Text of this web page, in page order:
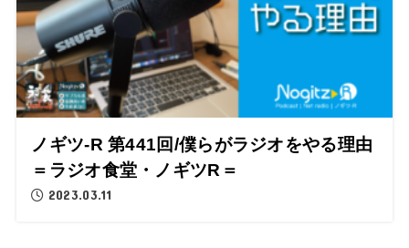
ノギツ-R 第441回/僕らがラジオをやる理由
＝ラジオ食堂・ノギツR＝
2023.03.11